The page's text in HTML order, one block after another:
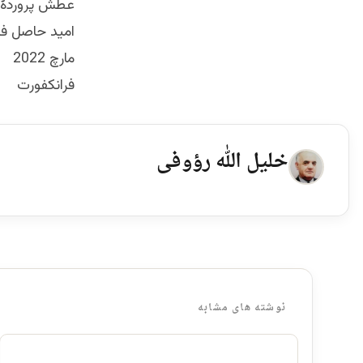
عطش پروردۀ
امید حاصل
مارچ 2022
فرانکفورت
خلیل الله رؤوفی
نوشته های مشابه